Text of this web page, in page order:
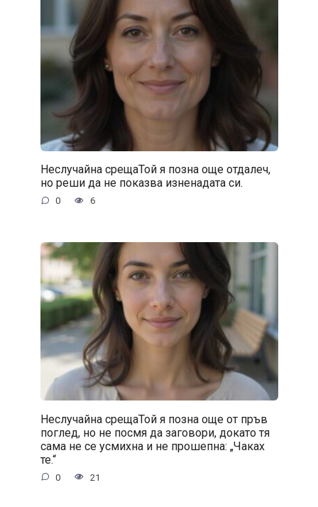
Неслучайна срещаТой я позна още отдалеч,
но реши да не показва изненадата си.
0 6
Неслучайна срещаТой я позна още от пръв
поглед, но не посмя да заговори, докато тя
сама не се усмихна и не прошепна: „Чаках
те.“
0 21